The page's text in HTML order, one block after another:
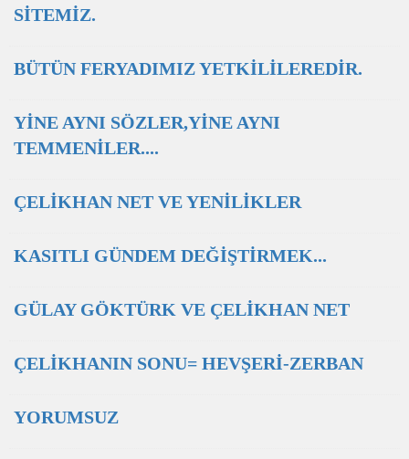
SİTEMİZ.
BÜTÜN FERYADIMIZ YETKİLİLEREDİR.
YİNE AYNI SÖZLER,YİNE AYNI
TEMMENİLER....
ÇELİKHAN NET VE YENİLİKLER
KASITLI GÜNDEM DEĞİŞTİRMEK...
GÜLAY GÖKTÜRK VE ÇELİKHAN NET
ÇELİKHANIN SONU= HEVŞERİ-ZERBAN
YORUMSUZ